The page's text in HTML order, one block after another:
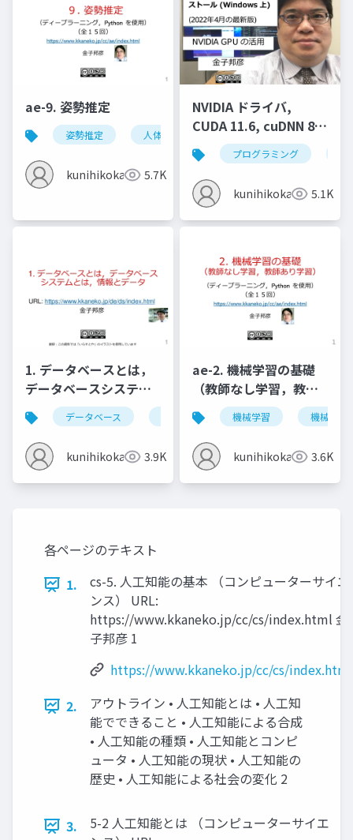
ae-9. 姿勢推定
姿勢推定 人体の姿勢推定 頭部の姿勢推定
kunihikokaneko5.7K
NVIDIA ドライバ,
CUDA 11.6, cuDNN 8.4
のインストール
(Windows 上) (2022年
4月の最新版)
プログラミング
kunihikokaneko5.1K
1. データベースとは，
データベースシステム
とは，情報とデータ
データベース データベースシステム 情報とデータ
kunihikokaneko3.9K
ae-2. 機械学習の基礎
（教師なし学習，教師
あり学習）
機械学習 機械学習
kunihikokaneko3.6K
各ページのテキスト
1.
cs-5. 人工知能の基本 （コンピューターサイエ
ンス） URL:
https://www.kkaneko.jp/cc/cs/index.html 金
子邦彦 1
https://www.kkaneko.jp/cc/cs/index.html
2.
アウトライン • 人工知能とは • 人工知
能でできること • 人工知能による合成
• 人工知能の種類 • 人工知能とコンピ
ュータ • 人工知能の現状 • 人工知能の
歴史 • 人工知能による社会の変化 2
3.
5-2 人工知能とは （コンピューターサイエ